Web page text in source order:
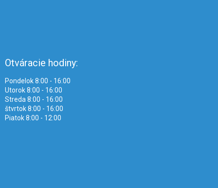
Otváracie hodiny:
Pondelok 8:00 - 16:00
Utorok 8:00 - 16:00
Streda 8:00 - 16:00
štvrtok 8:00 - 16:00
Piatok 8:00 - 12:00